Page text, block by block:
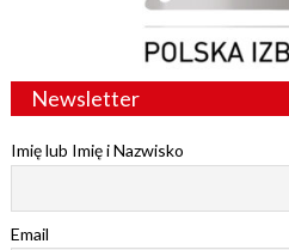
Newsletter
Imię lub Imię i Nazwisko
Email